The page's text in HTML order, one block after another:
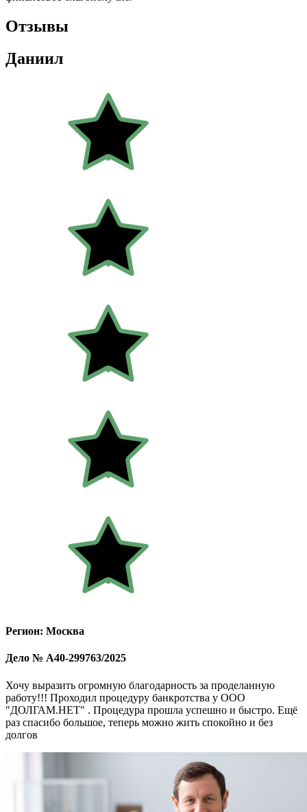
Отзывы
Даниил
Регион: Москва
Дело № А40-299763/2025
Хочу выразить огромную благодарность за проделанную
работу!!! Проходил процедуру банкротства у ООО
"ДОЛГАМ.НЕТ" . Процедура прошла успешно и быстро. Ещё
раз спасибо большое, теперь можно жить спокойно и без
долгов